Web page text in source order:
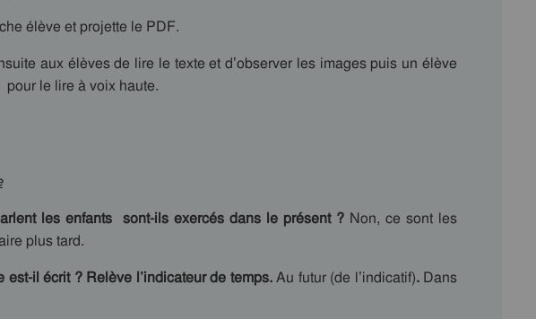
élève et projette le PDF.
aux élèves de lire le texte et d’observer les images puis un élève
le lire à voix haute.
collectif
les enfants sont-ils exercés dans le présent ? Non, ce sont les
plus tard.
est-il écrit ? Relève l’indicateur de temps.Au futur (de l’indicatif). Dans